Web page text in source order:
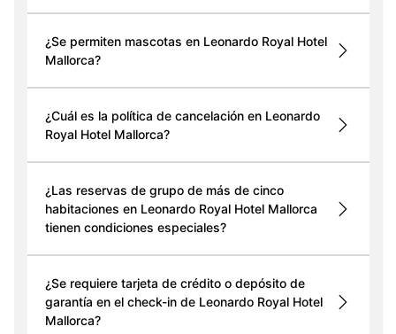
¿Se permiten mascotas en Leonardo Royal Hotel
Mallorca?
¿Cuál es la política de cancelación en Leonardo
Royal Hotel Mallorca?
¿Las reservas de grupo de más de cinco
habitaciones en Leonardo Royal Hotel Mallorca
tienen condiciones especiales?
¿Se requiere tarjeta de crédito o depósito de
garantía en el check-in de Leonardo Royal Hotel
Mallorca?